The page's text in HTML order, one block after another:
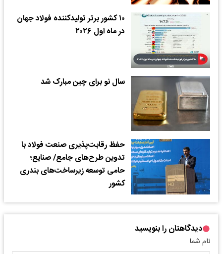
۱۰ کشور برتر تولیدکننده فولاد جهان
در ماه اول ۲۰۲۶
سال نو برای چین مبارک شد
حفظ رقابت‌پذیری صنعت فولاد با
تدوین طرح‌های جامع/ صنایع؛
حامی توسعه زیرساخت‌های بندری
کشور
دیدگاهتان را بنویسید
نام شما